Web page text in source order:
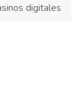
digitales